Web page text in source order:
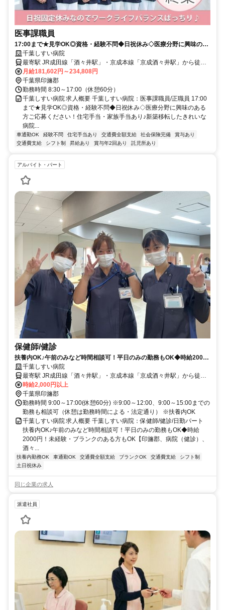
医事課職員
17:00まで★見学OK◎資格・経験不問◆日祝休み◇医療分野に興味のあ
る方ご応募ください！住宅手当・家族手当あり♪新築移転したきれいな病
院【印旛郡、病院、酒々井駅・京成酒々井駅、医事課職員、正職員】
千葉しすい病院
最寄駅 JR成田線「酒々井駅」・京成本線「京成酒々井駅」から徒歩
約10分
月給181,602円～234,808円
千葉県印旛郡
勤務時間 8:30～17:00（休憩60分）
千葉しすい病院 求人概要 千葉しすい病院：医事課職員/正職員 17:00
まで★見学OK◎資格・経験不問◆日祝休み◇医療分野に興味のある
方ご応募ください！住宅手当・家族手当あり♪新築移転したきれいな
病院...
車通勤OK 経験不問 住宅手当あり 交通費全額支給 社会保険完備
賞与あり
交通費支給
シフト制 昇給あり 賞与年2回あり 託児所あり
アルバイト・パート
保健師/健診
扶養内OK♪午前のみなど時間相談可！平日のみの勤務もOK◆時給2000
円！未経験・ブランクのある方もOK【印旛郡、病院（健診）、酒々井
駅・京成酒々井駅、保健師、日勤パート】
千葉しすい病院
最寄駅 JR成田線「酒々井駅」・京成本線「京成酒々井駅」から徒歩
約10分
時給2,000円以上
千葉県印旛郡
勤務時間 9:00～17:00(休憩60分) ※9:00～12:00、9:00～15:00までの
勤務も相談可（休憩は勤務時間による・法定通り） ※扶養内OK
千葉しすい病院 求人概要 千葉しすい病院：保健師/健診/日勤パート
扶養内OK♪午前のみなど時間相談可！平日のみの勤務もOK◆時給
2000円！未経験・ブランクのある方もOK【印旛郡、病院（健診）、
酒々...
扶養内勤務OK 車通勤OK 交通費全額支給 ブランクOK 交通費支給
シフト制
土日祝休み
同じ企業の求人
派遣社員